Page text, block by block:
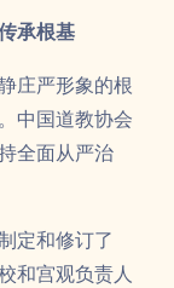
承根基
庄严形象的根
中国道教协会
全面从严治
定和修订了
和宫观负责人